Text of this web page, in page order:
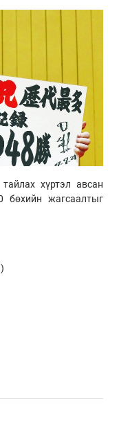
хүртэл авсан
бөхийн жагсаалтыг